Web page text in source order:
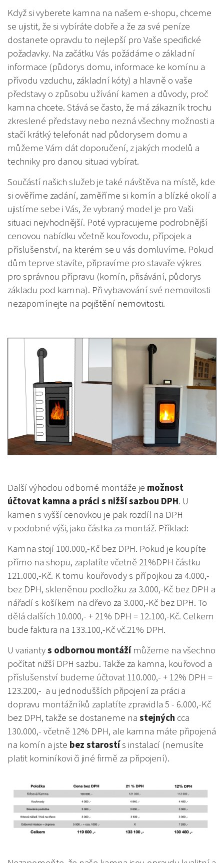
Když si vyberete kamna na našem e-shopu, chceme
se ujistit, že si vybíráte dobře a že za své peníze
dostanete opravdu to nejlepší pro Vaše specifické
požadavky. Na začátku Vás požádáme o základní
informace (půdorys domu, informace ke komínu a
přívodu vzduchu, základní kóty) a hlavně o vaše
představy o způsobu užívání kamen a důvody, proč
kamna chcete. Stává se často, že má zákazník trochu
zkreslené představy nebo nezná všechny možnosti a
stačí krátký telefonát nad půdorysem domu a
můžeme Vám dát doporučení, z jakých modelů a
techniky pro danou situaci vybírat.
Součástí našich služeb je také návštěva na místě, kde
si ověříme zadání, zaměříme si komín a blízké okolí a
ujistíme sebe i Vás, že vybraný model je pro Vaši
situaci nejvhodnější. Poté vypracujeme podrobnější
cenovou nabídku včetně kouřovodu, přípojek a
příslušenství, na kterém se u vás domluvíme. Pokud
dům teprve stavíte, připravíme pro stavaře výkres
pro správnou přípravu (komín, přisávání, půdorys
základu pod kamna). Při vybavování své nemovitosti
nezapomínejte na pojištění nemovitosti.
Další výhodou odborné montáže je možnost
účtovat kamna a práci s nižší sazbou DPH. U
kamen s vyšší cenovkou je pak rozdíl na DPH
v podobné výši, jako částka za montáž. Příklad:
Kamna stojí 100.000,-Kč bez DPH. Pokud je koupíte
přímo na shopu, zaplatíte včetně 21%DPH částku
121.000,-Kč. K tomu kouřovody s přípojkou za 4.000,-
bez DPH, skleněnou podložku za 3.000,-Kč bez DPH a
nářadí s košíkem na dřevo za 3.000,-Kč bez DPH. To
dělá dalších 10.000,- + 21% DPH = 12.100,-Kč. Celkem
bude faktura na 133.100,-Kč vč.21% DPH.
U variantys odbornou montážímůžeme na všechno
počítat nižší DPH sazbu. Takže za kamna, kouřovod a
příslušenství budeme účtovat 110.000,- + 12% DPH =
123.200,- a u jednodušších připojení za práci a
dopravu montážníků zaplatíte zpravidla 5 - 6.000,-Kč
bez DPH, takže se dostaneme nastejných cca
130.000,- včetně 12% DPH, ale kamna máte připojená
na komín a jste bez starostís instalací (nemusíte
platit kominíkovi či jiné firmě za připojení).